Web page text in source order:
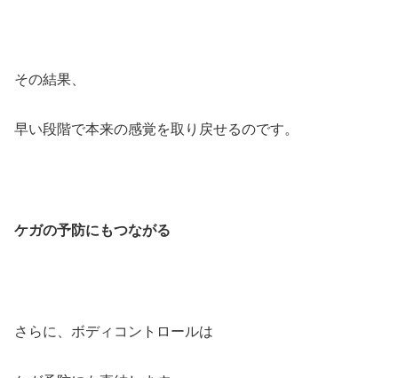
その結果、
早い段階で本来の感覚を取り戻せるのです。
ケガの予防にもつながる
さらに、ボディコントロールは